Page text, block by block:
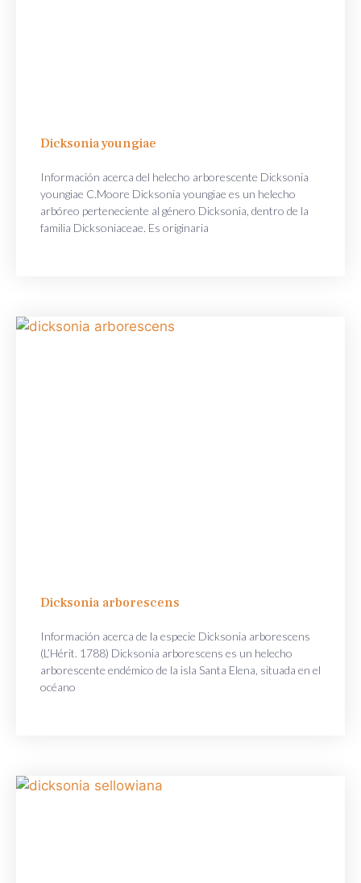
Dicksonia youngiae
Información acerca del helecho arborescente Dicksonia
youngiae C.Moore Dicksonia youngiae es un helecho
arbóreo perteneciente al género Dicksonia, dentro de la
familia Dicksoniaceae. Es originaria
Dicksonia arborescens
Información acerca de la especie Dicksonia arborescens
(L’Hérit. 1788) Dicksonia arborescens es un helecho
arborescente endémico de la isla Santa Elena, situada en el
océano